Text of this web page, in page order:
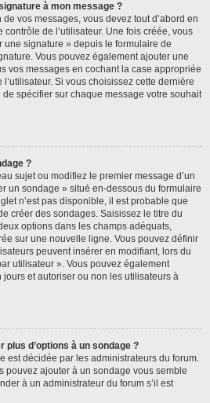
à mon message ?
vos messages, vous devez tout d’abord en
de l’utilisateur. Une fois créée, vous
une signature » depuis le formulaire de
Vous pouvez également ajouter une
vos messages en cochant la case appropriée
Si vous choisissez cette dernière
spécifier sur chaque message votre souhait
?
sujet ou modifiez le premier message d’un
un sondage » situé en-dessous du formulaire
n’est pas disponible, il est probable que
créer des sondages. Saisissez le titre du
options dans les champs adéquats,
sur une nouvelle ligne. Vous pouvez définir
peuvent insérer en modifiant, lors du
utilisateur ». Vous pouvez également
et autoriser ou non les utilisateurs à
plus d’options à un sondage ?
est décidée par les administrateurs du forum.
pouvez ajouter à un sondage vous semble
à un administrateur du forum s’il est